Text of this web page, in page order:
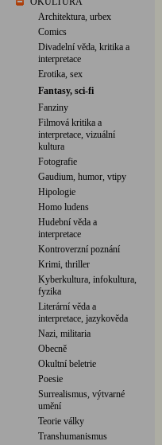
Architektura, urbex
Comics
Divadelní věda, kritika a
interpretace
Erotika, sex
Fantasy, sci-fi
Fanziny
Filmová kritika a
interpretace, vizuální
kultura
Fotografie
Gaudium, humor, vtipy
Hipologie
Homo ludens
Hudební věda a
interpretace
Kontroverzní poznání
Krimi, thriller
Kyberkultura, infokultura,
fyzika
Literární věda a
interpretace, jazykověda
Nazi, militaria
Obecně
Okultní beletrie
Poesie
Surrealismus, výtvarné
umění
Teorie války
Transhumanismus